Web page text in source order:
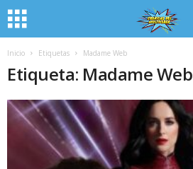
Inicio Etiquetas Madame Web
Etiqueta: Madame Web